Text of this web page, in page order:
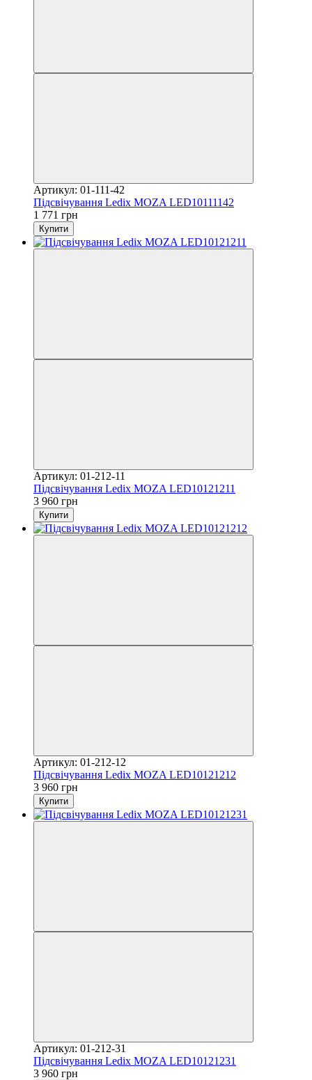
Артикул: 01-111-42
Підсвічування Ledix MOZA LED10111142
1 771 грн
Купити
Артикул: 01-212-11
Підсвічування Ledix MOZA LED10121211
3 960 грн
Купити
Артикул: 01-212-12
Підсвічування Ledix MOZA LED10121212
3 960 грн
Купити
Артикул: 01-212-31
Підсвічування Ledix MOZA LED10121231
3 960 грн